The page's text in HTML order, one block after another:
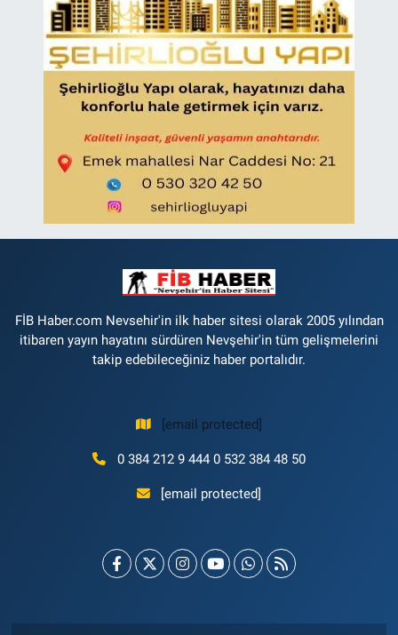
FİB Haber.com Nevsehir'in ilk haber sitesi olarak 2005 yılından
itibaren yayın hayatını sürdüren Nevşehir'in tüm gelişmelerini
takip edebileceğiniz haber portalıdır.
[email protected]
0 384 212 9 444 0 532 384 48 50
[email protected]